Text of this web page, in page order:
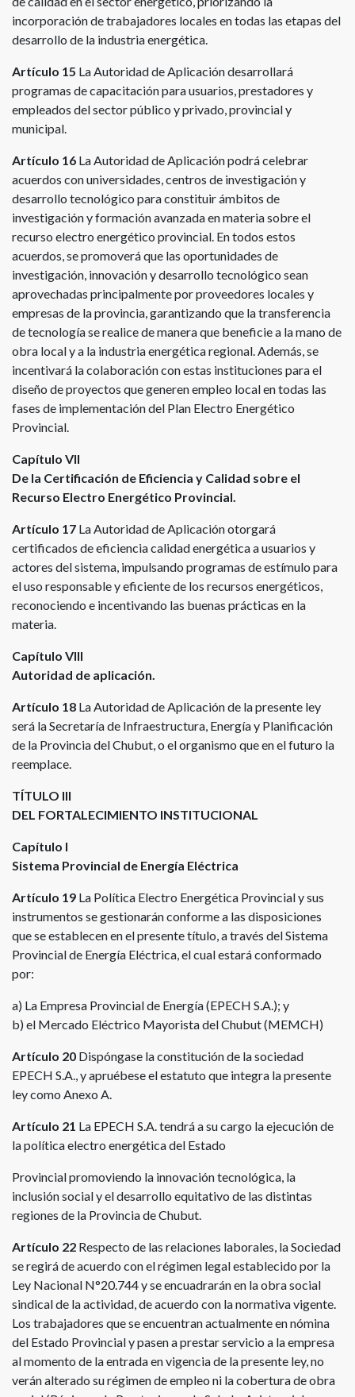
incorporación de trabajadores locales en todas las etapas del
desarrollo de la industria energética.
Artículo 15 La Autoridad de Aplicación desarrollará
programas de capacitación para usuarios, prestadores y
empleados del sector público y privado, provincial y
municipal.
Artículo 16 La Autoridad de Aplicación podrá celebrar
acuerdos con universidades, centros de investigación y
desarrollo tecnológico para constituir ámbitos de
investigación y formación avanzada en materia sobre el
recurso electro energético provincial. En todos estos
acuerdos, se promoverá que las oportunidades de
investigación, innovación y desarrollo tecnológico sean
aprovechadas principalmente por proveedores locales y
empresas de la provincia, garantizando que la transferencia
de tecnología se realice de manera que beneficie a la mano de
obra local y a la industria energética regional. Además, se
incentivará la colaboración con estas instituciones para el
diseño de proyectos que generen empleo local en todas las
fases de implementación del Plan Electro Energético
Provincial.
Capítulo VII
De la Certificación de Eficiencia y Calidad sobre el
Recurso Electro Energético Provincial.
Artículo 17 La Autoridad de Aplicación otorgará
certificados de eficiencia calidad energética a usuarios y
actores del sistema, impulsando programas de estímulo para
el uso responsable y eficiente de los recursos energéticos,
reconociendo e incentivando las buenas prácticas en la
materia.
Capítulo VIII
Autoridad de aplicación.
Artículo 18 La Autoridad de Aplicación de la presente ley
será la Secretaría de Infraestructura, Energía y Planificación
de la Provincia del Chubut, o el organismo que en el futuro la
reemplace.
TÍTULO III
DEL FORTALECIMIENTO INSTITUCIONAL
Capítulo I
Sistema Provincial de Energía Eléctrica
Artículo 19 La Política Electro Energética Provincial y sus
instrumentos se gestionarán conforme a las disposiciones
que se establecen en el presente título, a través del Sistema
Provincial de Energía Eléctrica, el cual estará conformado
por:
a) La Empresa Provincial de Energía (EPECH S.A.); y
b) el Mercado Eléctrico Mayorista del Chubut (MEMCH)
Artículo 20 Dispóngase la constitución de la sociedad
EPECH S.A., y apruébese el estatuto que integra la presente
ley como Anexo A.
Artículo 21 La EPECH S.A. tendrá a su cargo la ejecución de
la política electro energética del Estado
Provincial promoviendo la innovación tecnológica, la
inclusión social y el desarrollo equitativo de las distintas
regiones de la Provincia de Chubut.
Artículo 22 Respecto de las relaciones laborales, la Sociedad
se regirá de acuerdo con el régimen legal establecido por la
Ley Nacional N°20.744 y se encuadrarán en la obra social
sindical de la actividad, de acuerdo con la normativa vigente.
Los trabajadores que se encuentran actualmente en nómina
del Estado Provincial y pasen a prestar servicio a la empresa
al momento de la entrada en vigencia de la presente ley, no
verán alterado su régimen de empleo ni la cobertura de obra